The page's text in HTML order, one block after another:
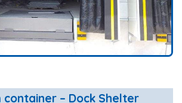
container – Dock Shelter